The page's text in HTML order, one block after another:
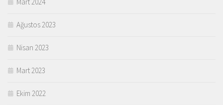
Ağustos 2023
Nisan 2023
Mart 2023
Ekim 2022